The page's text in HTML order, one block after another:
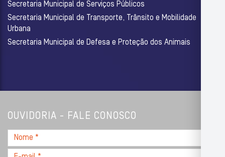
Secretaria Municipal de Serviços Públicos
Secretaria Municipal de Transporte, Trânsito e Mobilidade
Urbana
Secretaria Municipal de Defesa e Proteção dos Animais
OUVIDORIA - FALE CONOSCO
Nome
*
E-